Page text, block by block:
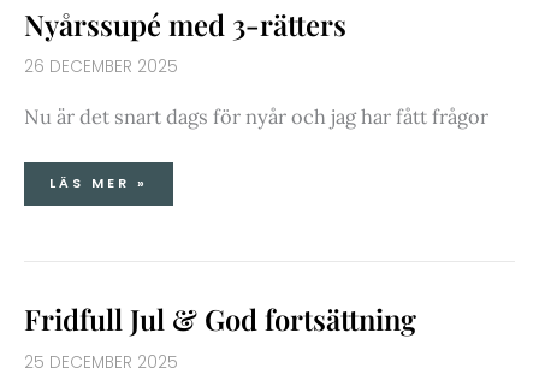
Nyårssupé med 3-rätters
26 DECEMBER 2025
Nu är det snart dags för nyår och jag har fått frågor
NYÅRSSUPÉ
MED
3-
RÄTTERS
LÄS MER »
Fridfull Jul & God fortsättning
25 DECEMBER 2025
FRIDFULL
JUL
&
FORTSÄTTNING